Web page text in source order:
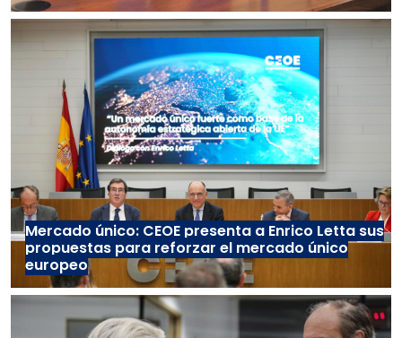
Mercado único: CEOE presenta a Enrico Letta sus
propuestas para reforzar el mercado único
europeo